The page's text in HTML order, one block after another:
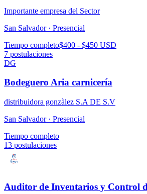
Importante empresa del Sector
San Salvador · Presencial
Tiempo completo$400 - $450 USD
7 postulaciones
DG
Bodeguero Aria carnicería
distribuidora gonzàlez S.A DE S.V
San Salvador · Presencial
Tiempo completo
13 postulaciones
Auditor de Inventarios y Control